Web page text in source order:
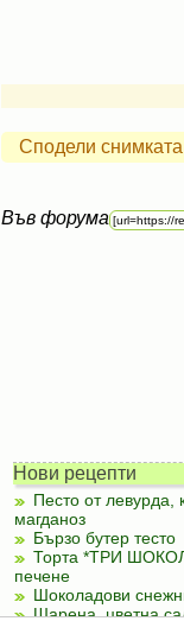
Сподели снимката
Във форума
Нови рецепти
Песто от левурда,
магданоз
Бързо бутер тесто
Торта *ТРИ
печене
Шоколадови
Шарена, цветна